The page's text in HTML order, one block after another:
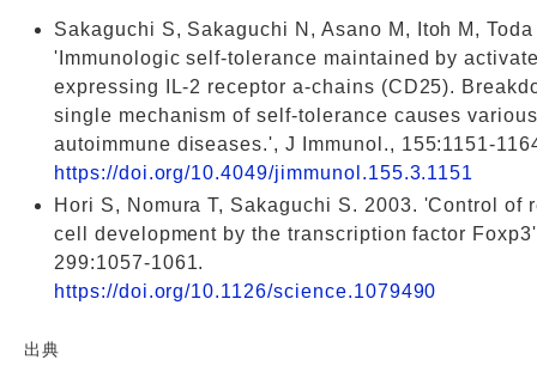
Sakaguchi S, Sakaguchi N, Asano M, Itoh M,
'Immunologic self-tolerance maintained by
expressing IL-2 receptor a-chains (CD25).
single mechanism of self-tolerance causes
autoimmune diseases.', J Immunol., 155:1151-
https://doi.org/10.4049/jimmunol.155.3.1151
Hori S, Nomura T, Sakaguchi S. 2003. 'Control of
cell development by the transcription factor
299:1057-1061.
https://doi.org/10.1126/science.1079490
出典